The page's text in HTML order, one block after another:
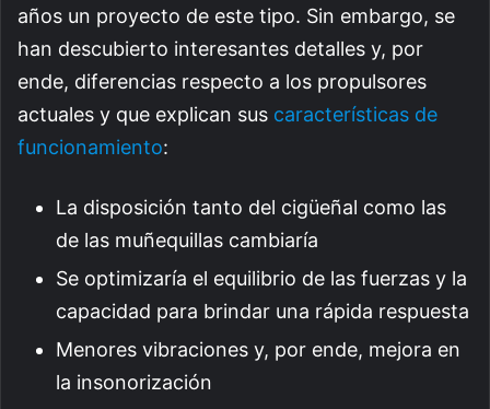
años un proyecto de este tipo. Sin embargo, se
han descubierto interesantes detalles y, por
ende, diferencias respecto a los propulsores
actuales y que explican sus características de
funcionamiento:
La disposición tanto del cigüeñal como las
de las muñequillas cambiaría
Se optimizaría el equilibrio de las fuerzas y la
capacidad para brindar una rápida respuesta
Menores vibraciones y, por ende, mejora en
la insonorización